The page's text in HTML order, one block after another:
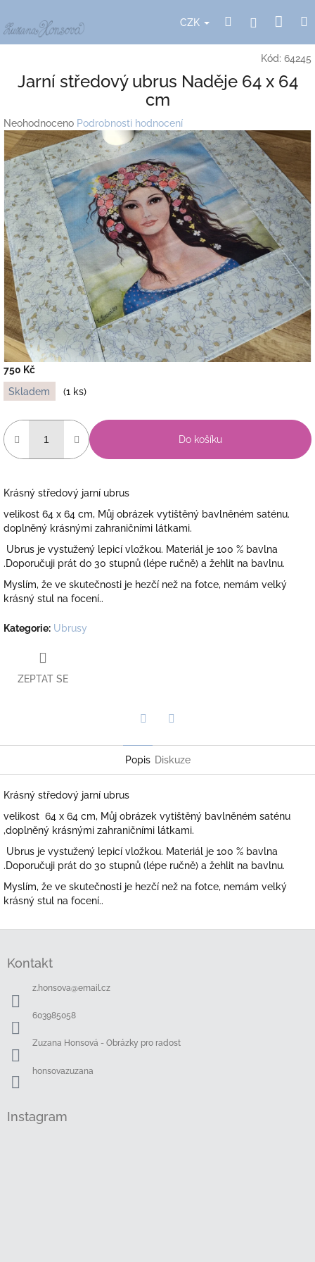
na
obsah
CZK HledatPřihlášení
Kód: 64245
Jarní středový ubrus Naděje 64 x 64
cm
Průměrné
hodnocení
produktu
je
0,0
z
5
hvězdiček.
Neohodnoceno Podrobnosti hodnocení
750 Kč
Měrná
cena:
Skladem (1 ks)
Do košíku
Krásný středový jarní ubrus
velikost 64 x 64 cm, Můj obrázek vytištěný bavlněném saténu.
doplněný krásnými zahraničními látkami.
Ubrus je vystužený lepicí vložkou. Materiál je 100 % bavlna
.Doporučuji prát do 30 stupnů (lépe ručně) a žehlit na bavlnu.
Myslím, že ve skutečnosti je hezčí než na fotce, nemám velký
krásný stul na focení..
Kategorie: Ubrusy
ZEPTAT SE
Popis Diskuze
Krásný středový jarní ubrus
velikost 64 x 64 cm, Můj obrázek vytištěný bavlněném saténu
,doplněný krásnými zahraničními látkami.
Ubrus je vystužený lepicí vložkou. Materiál je 100 % bavlna
.Doporučuji prát do 30 stupnů (lépe ručně) a žehlit na bavlnu.
Myslím, že ve skutečnosti je hezčí než na fotce, nemám velký
krásný stul na focení..
Kontakt
z.honsova@email.cz
603985058
Zuzana Honsová - Obrázky pro radost
honsovazuzana
Instagram